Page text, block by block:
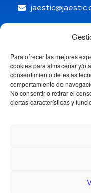
Para ofrecer las mejores
cookies para almacenar y/o
consentimiento de estas
comportamiento de
No consentir o retirar el
ciertas características y
Copyright ©